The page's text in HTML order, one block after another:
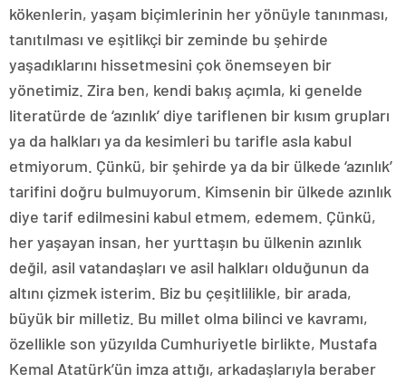
kökenlerin, yaşam biçimlerinin her yönüyle tanınması,
tanıtılması ve eşitlikçi bir zeminde bu şehirde
yaşadıklarını hissetmesini çok önemseyen bir
yönetimiz. Zira ben, kendi bakış açımla, ki genelde
literatürde de ‘azınlık’ diye tariflenen bir kısım grupları
ya da halkları ya da kesimleri bu tarifle asla kabul
etmiyorum. Çünkü, bir şehirde ya da bir ülkede ‘azınlık’
tarifini doğru bulmuyorum. Kimsenin bir ülkede azınlık
diye tarif edilmesini kabul etmem, edemem. Çünkü,
her yaşayan insan, her yurttaşın bu ülkenin azınlık
değil, asil vatandaşları ve asil halkları olduğunun da
altını çizmek isterim. Biz bu çeşitlilikle, bir arada,
büyük bir milletiz. Bu millet olma bilinci ve kavramı,
özellikle son yüzyılda Cumhuriyetle birlikte, Mustafa
Kemal Atatürk’ün imza attığı, arkadaşlarıyla beraber